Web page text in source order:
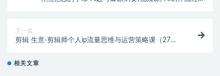
下一篇
剪辑 生意-剪辑师个人ip流量思维与运营策略课（27节
相关文章